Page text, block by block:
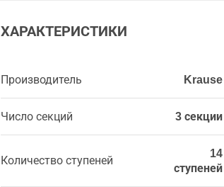
ХАРАКТЕРИСТИКИ
Производитель Krause
Число секций 3 секции
Количество ступеней
14
ступеней